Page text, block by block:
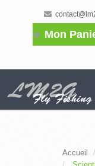
Mon
Accueil